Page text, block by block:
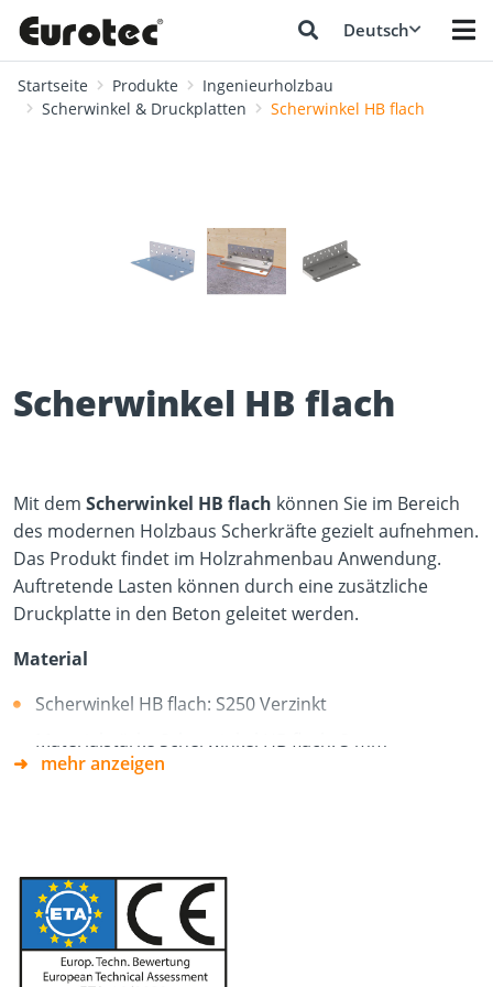
Deutsch
Startseite Produkte
Ingenieurholzbau
Scherwinkel & Druckplatten
Scherwinkel HB flach
Scherwinkel HB flach
Mit dem Scherwinkel HB flach können Sie im Bereich
des modernen Holzbaus Scherkräfte gezielt aufnehmen.
Das Produkt findet im Holzrahmenbau Anwendung.
Auftretende Lasten können durch eine zusätzliche
Druckplatte in den Beton geleitet werden.
Material
Scherwinkel HB flach: S250 Verzinkt
Materialstärke Scherwinkel HB flach: 3 mm
Druckplatte Scherwinkel HB flach: S235 Verzinkt
Vorteil
Zur Montage auf Beton
Sehr hohe Schertragfähigkeit dank innovativem
mehr anzeigen